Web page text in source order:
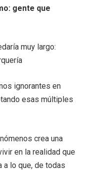
gente que
muy largo:
ignorantes en
esas múltiples
crea una
en la realidad que
a lo que, de todas